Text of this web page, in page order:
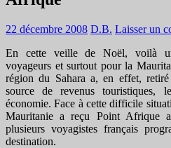
22 décembre 2008 D.B. Laisser un
En cette veille de Noël, voilà
voyageurs et surtout pour la
région du Sahara a, en effet,
source de revenus touristiques,
économie. Face à cette difficile
Mauritanie a reçu Point Afrique
plusieurs voyagistes français
destination.